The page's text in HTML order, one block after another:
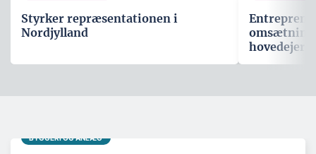
Styrker repræsentationen i
Nordjylland
omsætning
hovedejer
BYGGERI OG ANLÆG